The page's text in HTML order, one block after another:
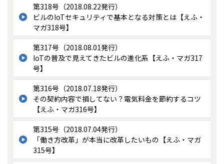
第318号（2018.08.22発行）
ビルのIoTセキュリティで基本となる対策とは【えふ・
マガ318号】
第317号（2018.08.01発行）
IoTの普及で見えてきたビルの進化系【えふ・マガ317
号】
第316号（2018.07.18発行）
その契約内容で損してない？電気料金を節約するコツ
【えふ・マガ316号】
第315号（2018.07.04発行）
「働き方改革」が本当に改革したいもの【えふ・マガ
315号】